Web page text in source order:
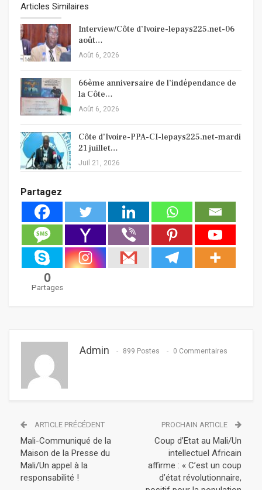
Articles Similaires
Interview/Côte d’Ivoire-lepays225.net-06
août…
Août 6, 2026
66ème anniversaire de l’indépendance de
la Côte…
Août 6, 2026
Côte d’Ivoire-PPA-CI-lepays225.net-mardi
21 juillet…
Juil 21, 2026
Partagez
0
Partages
Admin 899 Postes 0 Commentaires
ARTICLE PRÉCÉDENT
Mali-Communiqué de la
Maison de la Presse du
Mali/Un appel à la
responsabilité !
PROCHAIN ARTICLE
Coup d’Etat au Mali/Un
intellectuel Africain
affirme : « C’est un coup
d’état révolutionnaire,